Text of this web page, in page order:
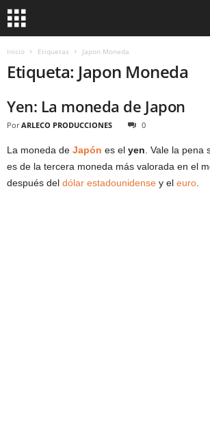
Inicio Etiquetas Japon Moneda
Etiqueta: Japon Moneda
Yen: La moneda de Japon
Por ARLECO PRODUCCIONES 0
La moneda de Japón es el yen . Vale la
es de la tercera moneda más valorada en el
después del dólar estadounidense y el euro